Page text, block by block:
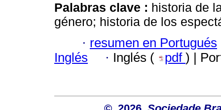
Palabras clave : historia de
género; historia de los
· resumen en Portugués
Inglés
· Inglés ( pdf ) |